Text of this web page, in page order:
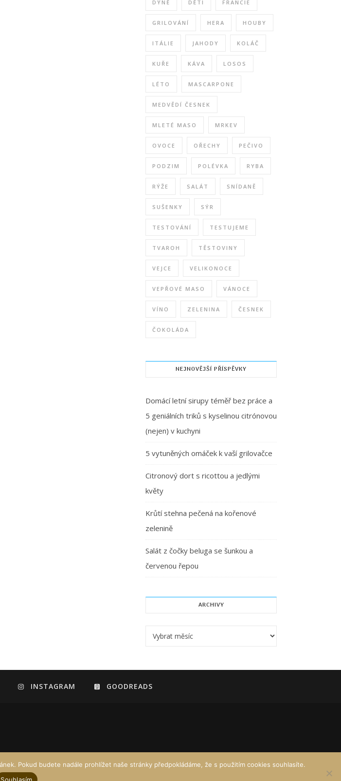
DÝNĚ DĚTI FRANCIE
GRILOVÁNÍ HERA HOUBY
ITÁLIE JAHODY KOLÁČ
KUŘE KÁVA LOSOS
LÉTO MASCARPONE
MEDVĚDÍ ČESNEK
MLETÉ MASO MRKEV
OVOCE OŘECHY PEČIVO
PODZIM POLÉVKA RYBA
RÝŽE SALÁT SNÍDANĚ
SUŠENKY SÝR
TESTOVÁNÍ TESTUJEME
TVAROH TĚSTOVINY
VEJCE VELIKONOCE
VEPŘOVÉ MASO VÁNOCE
VÍNO ZELENINA ČESNEK
ČOKOLÁDA
NEJNOVĚJŠÍ PŘÍSPĚVKY
Domácí letní sirupy téměř bez práce a
5 geniálních triků s kyselinou citrónovou
(nejen) v kuchyni
5 vytuněných omáček k vaší grilovačce
Citronový dort s ricottou a jedlými
květy
Krůtí stehna pečená na kořenové
zelenině
Salát z čočky beluga se šunkou a
červenou řepou
ARCHIVY
INSTAGRAM GOODREADS
Pokud budete nadále prohlížet naše stránky předpokládáme, že s použitím cookies souhlasíte.
Souhlasím